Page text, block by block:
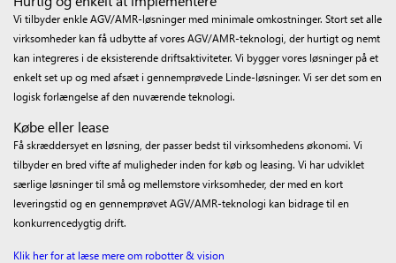
Vi tilbyder enkle AGV/AMR-løsninger med minimale omkostninger. Stort set alle
virksomheder kan få udbytte af vores AGV/AMR-teknologi, der hurtigt og nemt
kan integreres i de eksisterende driftsaktiviteter. Vi bygger vores løsninger på et
enkelt set up og med afsæt i gennemprøvede Linde-løsninger. Vi ser det som en
logisk forlængelse af den nuværende teknologi.
Købe eller lease
Få skræddersyet en løsning, der passer bedst til virksomhedens økonomi. Vi
tilbyder en bred vifte af muligheder inden for køb og leasing. Vi har udviklet
særlige løsninger til små og mellemstore virksomheder, der med en kort
leveringstid og en gennemprøvet AGV/AMR-teknologi kan bidrage til en
konkurrencedygtig drift.
Klik her for at læse mere om robotter & vision